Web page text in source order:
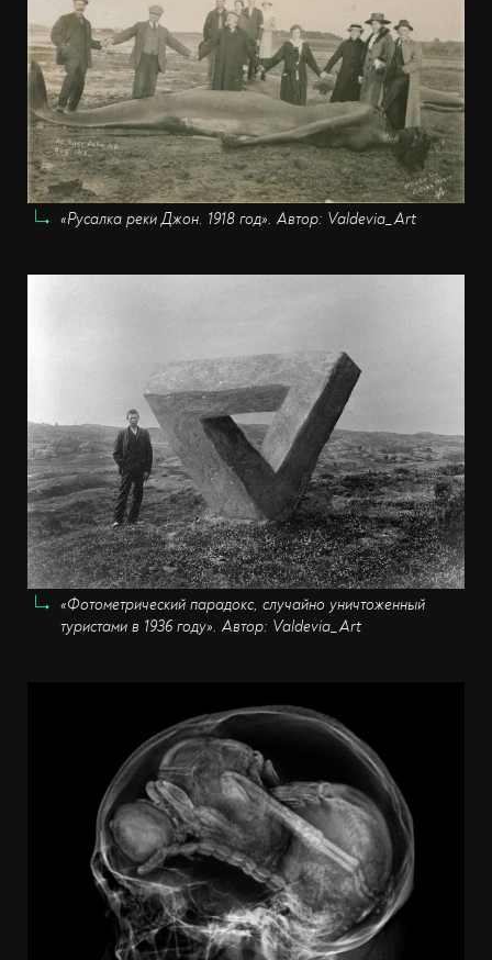
«Русалка реки Джон. 1918 год». Автор: Valdevia_Art
«Фотометрический парадокс, случайно уничтоженный
туристами в 1936 году». Автор: Valdevia_Art